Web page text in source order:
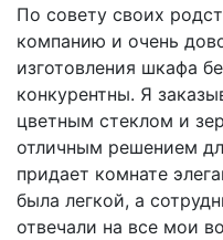
По совету своих
компанию и очень
изготовления шкафа
конкурентны. Я
цветным стеклом и
отличным решением
придает комнате
была легкой, а
отвечали на все мои